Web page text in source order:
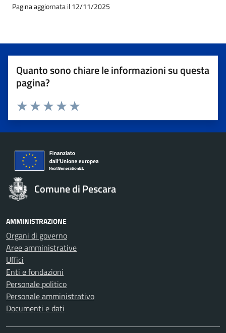
Pagina aggiornata il 12/11/2025
Quanto sono chiare le informazioni su questa
pagina?
Valuta 5 stelle su 5
Valuta 4 stelle su 5
Valuta 3 stelle su 5
Valuta 2 stelle su 5
Valuta 1 stelle su 5
Comune di Pescara
AMMINISTRAZIONE
Organi di governo
Aree amministrative
Uffici
Enti e fondazioni
Personale politico
Personale amministrativo
Documenti e dati